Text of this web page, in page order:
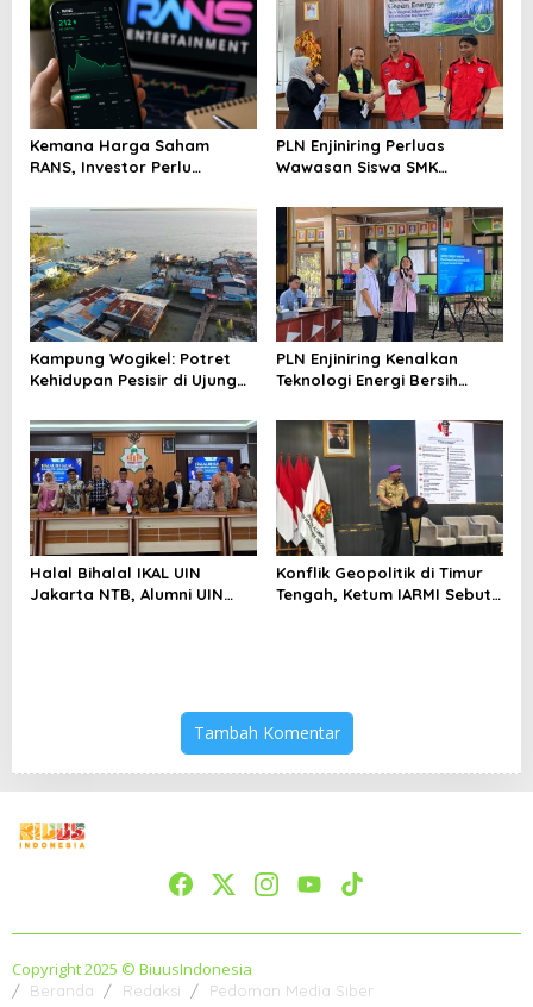
Kemana Harga Saham
RANS, Investor Perlu
Menghindari Spekulasi
Berlebihan
PLN Enjiniring Perluas
Wawasan Siswa SMK
Perubahan Iklim
Kampung Wogikel: Potret
Kehidupan Pesisir di Ujung
Bertahan di Tengah
Keterbatasan
PLN Enjiniring Kenalkan
Teknologi Energi Bersih
Halal Bihalal IKAL UIN
Jakarta NTB, Alumni UIN
Konflik Geopolitik di Timur
Tengah, Ketum IARMI Sebut
Tambah Komentar
Copyright 2025 © BiuusIndonesia
Beranda Redaksi Pedoman Media Siber